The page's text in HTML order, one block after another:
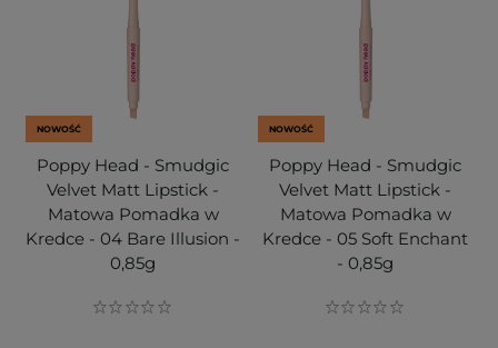
NOWOŚĆ
Poppy Head - Smudgic
Velvet Matt Lipstick -
Matowa Pomadka w
Kredce - 04 Bare Illusion -
0,85g
NOWOŚĆ
Poppy Head - Smudgic
Velvet Matt Lipstick -
Matowa Pomadka w
Kredce - 05 Soft Enchant
- 0,85g